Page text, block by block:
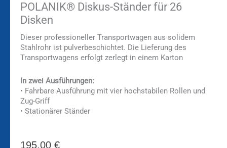
POLANIK® Diskus-Ständer für 26
Disken
Dieser professioneller Transportwagen aus solidem
Stahlrohr ist pulverbeschichtet. Die Lieferung des
Transportwagens erfolgt zerlegt in einem Karton
In zwei Ausführungen:
• Fahrbare Ausführung mit vier hochstabilen Rollen und
Zug-Griff
• Stationärer Ständer
195,00 €